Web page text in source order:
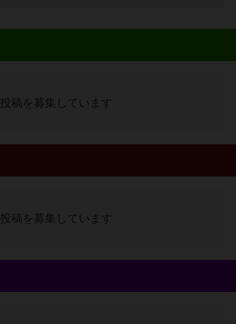
投稿を募集しています
投稿を募集しています